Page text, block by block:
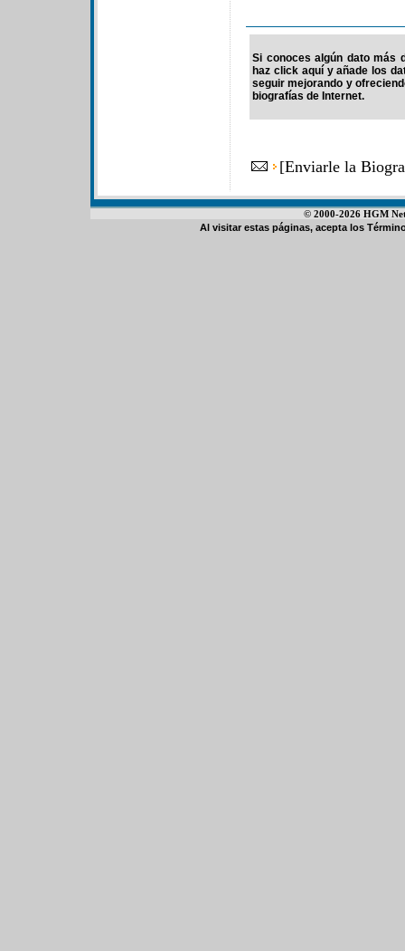
Si conoces algún dato más
haz click aquí y añade los
seguir mejorando y
biografías de Internet.
[Enviarle la
© 2000-2026 HGM
Al visitar estas páginas, acepta los